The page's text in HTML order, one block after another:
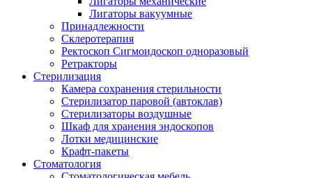
Лигаторы вакуумные
Принадлежности
Склеротерапия
Ректоскоп Сигмоидоскоп одноразовый
Ретракторы
Стерилизация
Камера сохранения стерильности
Стерилизатор паровой (автоклав)
Стерилизаторы воздушные
Шкаф для хранения эндоскопов
Лотки медицинские
Крафт-пакеты
Стоматология